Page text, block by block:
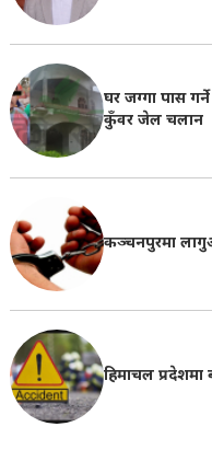
घर जग्गा पास
कुँवर जेल चलान
कञ्चनपुरमा
हिमाचल